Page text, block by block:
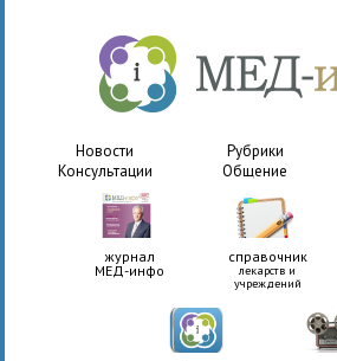
Новости Рубрики
Консультации
Общение
журнал
МЕД-инфо
справочник
лекарств и
учреждений